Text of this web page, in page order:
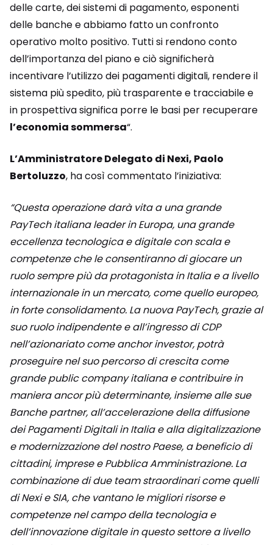
delle carte, dei sistemi di pagamento, esponenti
delle banche e abbiamo fatto un confronto
operativo molto positivo. Tutti si rendono conto
dell’importanza del piano e ciò significherà
incentivare l’utilizzo dei pagamenti digitali, rendere il
sistema più spedito, più trasparente e tracciabile e
in prospettiva significa porre le basi per recuperare
l’economia sommersa“.
L’Amministratore Delegato di Nexi, Paolo
Bertoluzzo, ha così commentato l’iniziativa:
“Questa operazione darà vita a una grande
PayTech italiana leader in Europa, una grande
eccellenza tecnologica e digitale con scala e
competenze che le consentiranno di giocare un
ruolo sempre più da protagonista in Italia e a livello
internazionale in un mercato, come quello europeo,
in forte consolidamento. La nuova PayTech, grazie al
suo ruolo indipendente e all’ingresso di CDP
nell’azionariato come anchor investor, potrà
proseguire nel suo percorso di crescita come
grande public company italiana e contribuire in
maniera ancor più determinante, insieme alle sue
Banche partner, all’accelerazione della diffusione
dei Pagamenti Digitali in Italia e alla digitalizzazione
e modernizzazione del nostro Paese, a beneficio di
cittadini, imprese e Pubblica Amministrazione. La
combinazione di due team straordinari come quelli
di Nexi e SIA, che vantano le migliori risorse e
competenze nel campo della tecnologia e
dell’innovazione digitale in questo settore a livello